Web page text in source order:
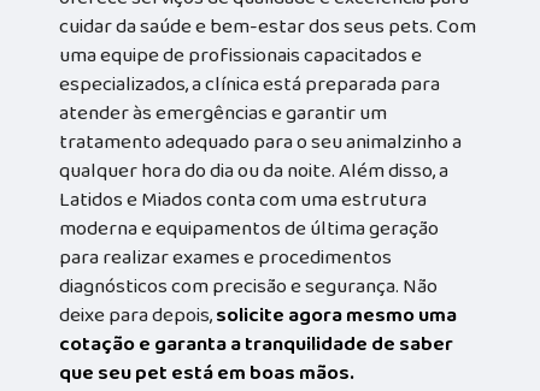
cuidar da saúde e bem-estar dos seus pets. Com
uma equipe de profissionais capacitados e
especializados, a clínica está preparada para
atender às emergências e garantir um
tratamento adequado para o seu animalzinho a
qualquer hora do dia ou da noite. Além disso, a
Latidos e Miados conta com uma estrutura
moderna e equipamentos de última geração
para realizar exames e procedimentos
diagnósticos com precisão e segurança. Não
deixe para depois,solicite agora mesmo uma
cotação e garanta a tranquilidade de saber
que seu pet está em boas mãos.